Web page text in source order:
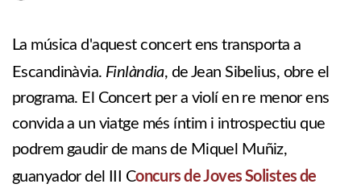
La música d'aquest concert ens transporta a
Escandinàvia. Finlàndia, de Jean Sibelius, obre el
programa. El Concert per a violí en re menor ens
convida a un viatge més íntim i introspectiu que
podrem gaudir de mans de Miquel Muñiz,
guanyador del III Concurs de Joves Solistes de